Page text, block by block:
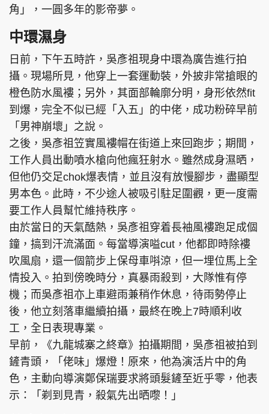
角」，一圓多年的影帝夢。
中環濕身
日前，下午五時許，吳彥祖現身中環為廣告進行拍
攝。現場所見，他穿上一套運動裝，外披非常搶眼的
橙色防水風褸；另外，其面部輪廓分明，身形依然fit
到爆，完全不似已經「入五」的中佬，成功粉碎早前
「男神崩壞」之說。
之後，吳彥祖笠實風褸帽在街道上來回跑步；期間，
工作人員出動噴水槍向他瘋狂射水。雖然成身濕晒，
但他仍交足chok爆表情，並且沒有放慢腳步，盡顯型
男本色。此時，不少途人被吸引駐足圍觀，更一度需
要工作人員幫忙維持秩序。
由於當日的天氣酷熱，吳彥祖穿着長袖風褸跑足成個
鐘，搞到汗流滿面。每當導演嗌cut，他都即時除褸
吹風扇，還一個箭步上保母車唞涼，但一埋位馬上全
情投入。拍到傍晚時分，真暴雨殺到，大隊惟有停
機；而吳彥祖亦上車避雨兼稍作休息，待雨勢停止
後，他立刻落車繼續拍攝，最終在晚上7時順利收
工，全日表現專業。
早前，《九龍城寨之終章》拍攝期間，吳彥祖被拍到
鏟青頭，「佬味」爆燈！原來，他為演活片中的角
色，主動向導演鄭保瑞要求將頭髮鏟至近乎零，他表
示：「剃到見青，殺氣先出晒嚟！」